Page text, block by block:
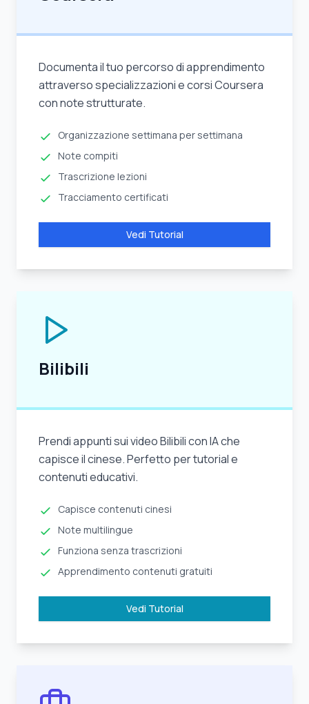
Documenta il tuo percorso di apprendimento
attraverso specializzazioni e corsi Coursera
con note strutturate.
Organizzazione settimana per settimana
Note compiti
Trascrizione lezioni
Tracciamento certificati
Vedi Tutorial
Bilibili
Prendi appunti sui video Bilibili con IA che
capisce il cinese. Perfetto per tutorial e
contenuti educativi.
Capisce contenuti cinesi
Note multilingue
Funziona senza trascrizioni
Apprendimento contenuti gratuiti
Vedi Tutorial